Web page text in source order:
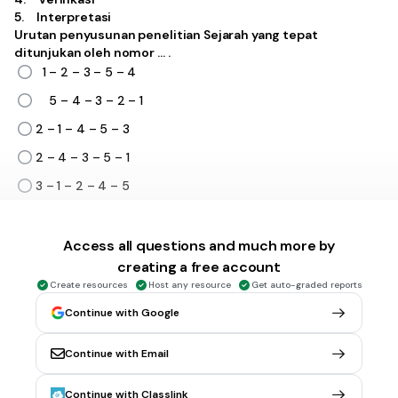
5. Interpretasi
Urutan penyusunan penelitian Sejarah yang tepat
ditunjukan oleh nomor … .
1 – 2 – 3 – 5 – 4
5 – 4 – 3 – 2 – 1
2 – 1 – 4 – 5 – 3
2 – 4 – 3 – 5 – 1
3 – 1 – 2 – 4 – 5
Mempelajari Sejarah merupakan hal yang sangat penting
bagi kita semua. Maanfat mempelajari Sejarah yang tepat
dari pernyataan dibawah ini adalah … .
Mengenal sesame manusia sebagai mahluk ciptaan tuhan
Memahami terbentuknya dan terciptanya alam semesta
Menarik wisatawan untuk berkunjung kenegara kita
Access all questions and much more by
creating a free account
Create resources Host any resource Get auto-graded reports
Continue with Google
Continue with Email
Continue with Classlink